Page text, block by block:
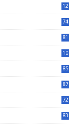
12
74
81
10
85
87
72
83